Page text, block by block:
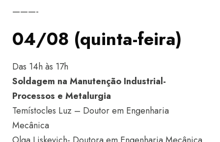
———-
04/08 (quinta-feira)
Das 14h às 17h
Soldagem na Manutenção Industrial-
Processos e Metalurgia
Temístocles Luz – Doutor em Engenharia
Mecânica